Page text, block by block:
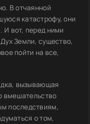
В отчаянной
катастрофу, они
И вот, перед ними
Земли, существо,
пойти на все,
вызывающая
вмешательство
последствиям,
о том,